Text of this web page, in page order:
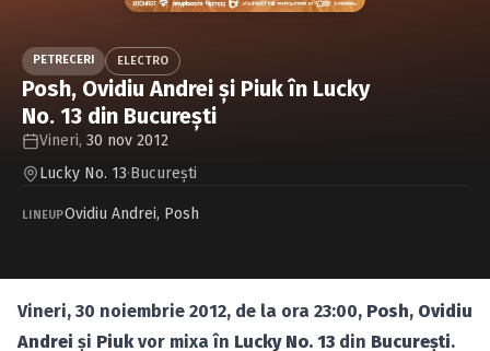
Caută în site...
PETRECERI ELECTRO
Posh, Ovidiu Andrei şi Piuk în Lucky
No. 13 din Bucureşti
Vineri, 30 nov 2012
Lucky No. 13·Bucureşti
LINEUPOvidiu Andrei, Posh
Vineri, 30 noiembrie 2012, de la ora 23:00, Posh, Ovidiu
Andrei şi Piukvor mixa în Lucky No. 13 din Bucureşti.